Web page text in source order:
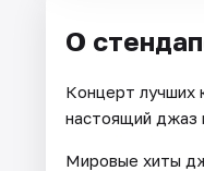
О
Концерт лучших
настоящий джаз
Мировые хиты